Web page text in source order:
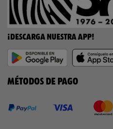
¡DESCARGA NUESTRA APP!
MÉTODOS DE PAGO